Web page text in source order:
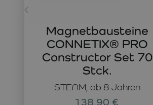
STEAM, ab 8 Jahren
Magnetbausteine
CONNETIX® PRO
Constructor Set 70
Stck.
138,90 €